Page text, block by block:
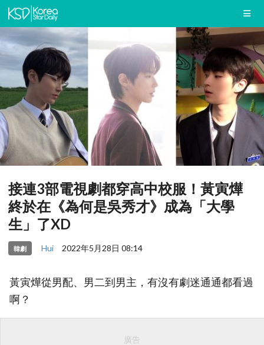
接連3部電視劇都穿高中校服！黃寅燁
終於在《為何是吳秀才》成為「大學
生」了XD
韓劇 Hui 2022年5月28日 08:14
黃寅燁從男配、男二到男主，有沒有劇迷通通都看過
啊？
廣告